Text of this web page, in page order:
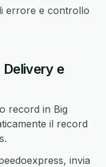
errore e controllo
e
record in Big
il record
invia